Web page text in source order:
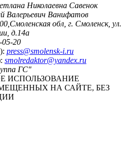
Николаевна Савенок
Валерьевич Ванифатов
обл, г. Смоленск, ул.
д.14а
05-20
press@smolensk-i.ru
smolredaktor@yandex.ru
ГС"
ИСПОЛЬЗОВАНИЕ
НА САЙТЕ, БЕЗ